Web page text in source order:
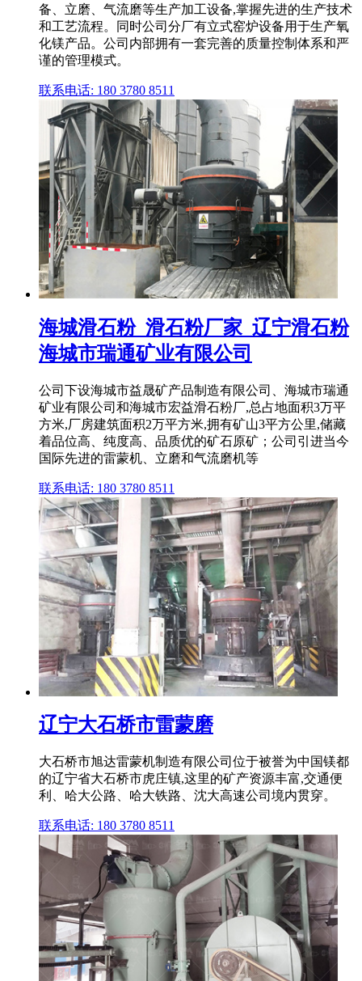
备、立磨、气流磨等生产加工设备,掌握先进的生产技术
和工艺流程。同时公司分厂有立式窑炉设备用于生产氧
化镁产品。公司内部拥有一套完善的质量控制体系和严
谨的管理模式。
联系电话: 180 3780 8511
海城滑石粉_滑石粉厂家_辽宁滑石粉
海城市瑞通矿业有限公司
公司下设海城市益晟矿产品制造有限公司、海城市瑞通
矿业有限公司和海城市宏益滑石粉厂,总占地面积3万平
方米,厂房建筑面积2万平方米,拥有矿山3平方公里,储藏
着品位高、纯度高、品质优的矿石原矿；公司引进当今
国际先进的雷蒙机、立磨和气流磨机等
联系电话: 180 3780 8511
辽宁大石桥市雷蒙磨
大石桥市旭达雷蒙机制造有限公司位于被誉为中国镁都
的辽宁省大石桥市虎庄镇,这里的矿产资源丰富,交通便
利、哈大公路、哈大铁路、沈大高速公司境内贯穿。
联系电话: 180 3780 8511